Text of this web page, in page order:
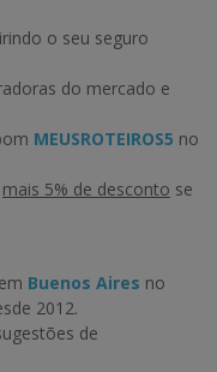
o seu seguro
do mercado e
MEUSROTEIROS5 no
mais 5% de desconto se
Buenos Aires no
2012.
de